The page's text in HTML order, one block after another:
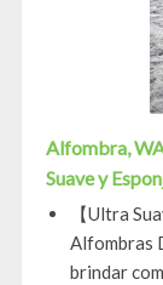
Alfombra,
Suave y
【Ultra
Alfombras
brindar